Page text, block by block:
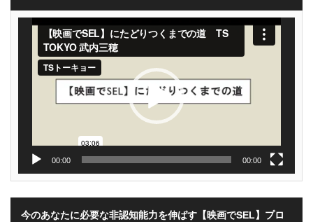
00:00 00:00
今のあなたに必要な非認知能力を伸ばす【映画でSEL】プロ